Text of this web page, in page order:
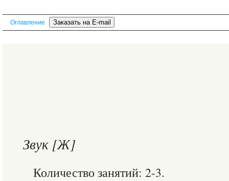
Оглавление
Звук [Ж]
Количество занятий: 2-3.